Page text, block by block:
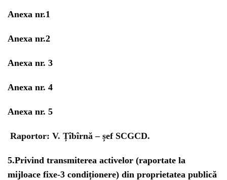
Anexa nr.1
Anexa nr.2
Anexa nr. 3
Anexa nr. 4
Anexa nr. 5
Raportor: V. Țîbîrnă – șef SCGCD.
5.Privind transmiterea activelor (raportate la
mijloace fixe-3 condiționere) din proprietatea publică